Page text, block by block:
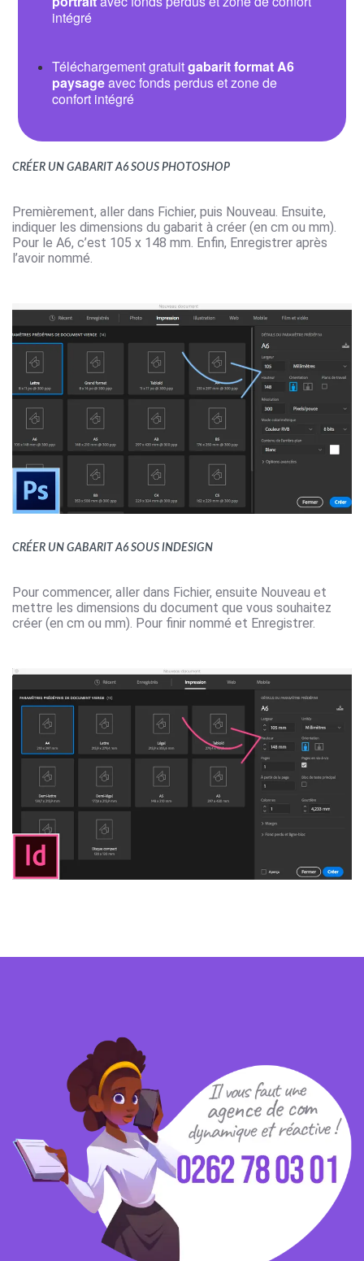
intégré
Téléchargement gratuitgabarit format A6
paysageavec fonds perdus et zone de
confort intégré
Créer un gabarit A6 sous Photoshop
Premièrement, aller dans Fichier, puis Nouveau. Ensuite,
indiquer les dimensions du gabarit à créer (en cm ou mm).
Pour le A6, c’est 105 x 148 mm. Enfin, Enregistrer après
l’avoir nommé.
Créer un gabarit A6 sous Indesign
Pour commencer, aller dans Fichier, ensuite Nouveau et
mettre les dimensions du document que vous souhaitez
créer (en cm ou mm). Pour finir nommé et Enregistrer.